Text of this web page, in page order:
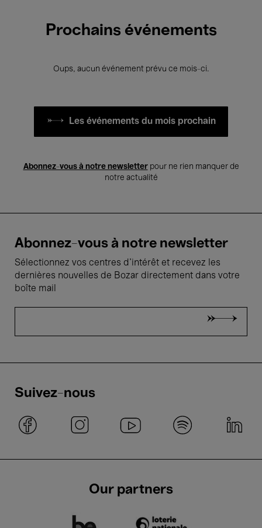
Prochains événements
Oups, aucun événement prévu ce mois-ci.
Les événements du mois prochain
Abonnez-vous à notre newsletterpour ne rien manquer de
notre actualité
Abonnez-vous à notre newsletter
Sélectionnez vos centres d'intérêt et recevez les
dernières nouvelles de Bozar directement dans votre
boîte mail
Suivez-nous
Our partners